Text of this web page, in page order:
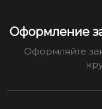
Оформление
Оформляйте